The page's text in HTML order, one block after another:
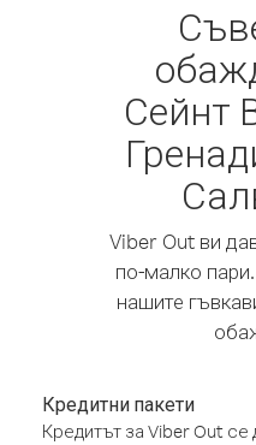
Сейнт
Viber Out ви
по-малко
нашите
Кредитни пакети
Кредитът за Viber Out